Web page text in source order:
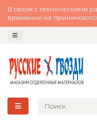
В связи с техническими
временно не